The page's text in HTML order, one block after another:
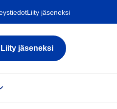
Liity jäseneksi
Liity jäseneksi